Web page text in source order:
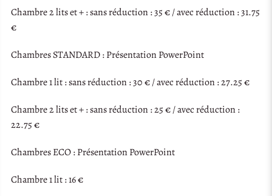
Chambre 2 lits et + : sans réduction : 35 € / avec réduction : 31.75
€
Chambres STANDARD : Présentation PowerPoint
Chambre 1 lit : sans réduction : 30 € / avec réduction : 27.25 €
Chambre 2 lits et + : sans réduction : 25 € / avec réduction :
22.75 €
Chambres ECO : Présentation PowerPoint
Chambre 1 lit : 16 €